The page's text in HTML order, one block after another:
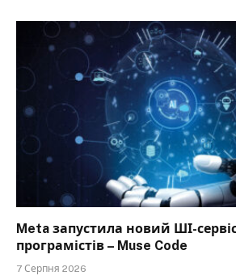
Meta запустила новий ШІ-
програмістів – Muse Code
7 Серпня 2026